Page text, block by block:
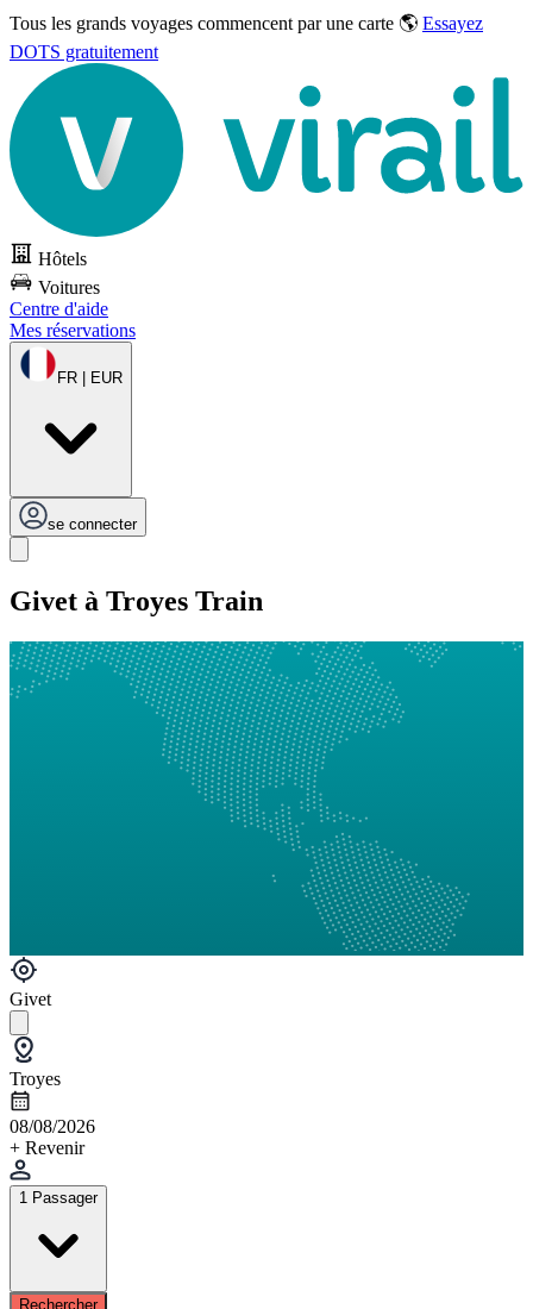
Tous les grands voyages commencent par une carte 🌎 Essayez
DOTS gratuitement
Hôtels
Voitures
Centre d'aide
Mes réservations
FR | EUR
se connecter
Givet à Troyes Train
Givet
Troyes
08/08/2026
+ Revenir
1 Passager
Rechercher